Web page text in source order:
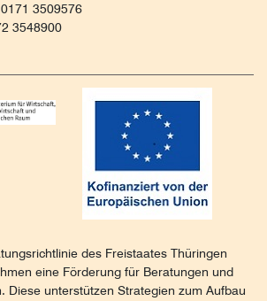
3509576
3548900
des Freistaates Thüringen
eine Förderung für Beratungen und
Diese unterstützen Strategien zum Aufbau